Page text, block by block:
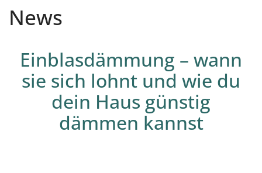
News
Einblasdämmung – wann
sie sich lohnt und wie du
dein Haus günstig
dämmen kannst